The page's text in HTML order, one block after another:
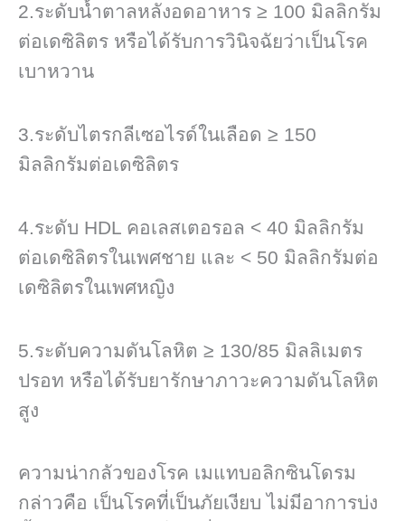
2.ระดับน้ำตาลหลังอดอาหาร ≥ 100 มิลลิกรัม
ต่อเดซิลิตร หรือได้รับการวินิจฉัยว่าเป็นโรค
เบาหวาน
3.ระดับไตรกลีเซอไรด์ในเลือด ≥ 150
มิลลิกรัมต่อเดซิลิตร
4.ระดับ HDL คอเลสเตอรอล < 40 มิลลิกรัม
ต่อเดซิลิตรในเพศชาย และ < 50 มิลลิกรัมต่อ
เดซิลิตรในเพศหญิง
5.ระดับความดันโลหิต ≥ 130/85 มิลลิเมตร
ปรอท หรือได้รับยารักษาภาวะความดันโลหิต
สูง
ความน่ากลัวของโรค เมแทบอลิกซินโดรม
กล่าวคือ เป็นโรคที่เป็นภัยเงียบ ไม่มีอาการบ่ง